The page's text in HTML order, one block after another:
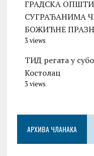
ГРАДСКА
СУГРАЂАНИМА
БОЖИЋНЕ
3 views
ТИД регата у
Костолац
3 views
АРХИВА ЧЛАНАКА